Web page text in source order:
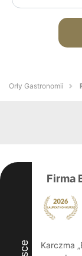
Orły Gastronomii
Firma
Karczma